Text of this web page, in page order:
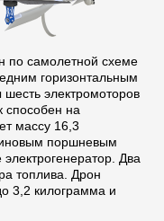
по самолетной схеме
горизонтальным
электромоторов
способен на
массу 16,3
поршневым
Два
топлива. Дрон
3,2 килограмма и